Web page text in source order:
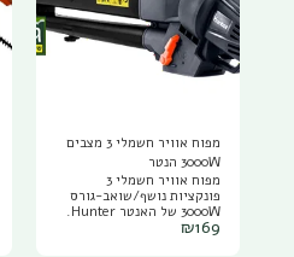
מפוח אוויר חשמלי 3 מצבים
3000W הנטר
מפוח אוויר חשמלי 3
פונקציות נושף/שואב-גורס
3000W של האנטר Hunter.
הכלי מתאים לכל אחד
₪169